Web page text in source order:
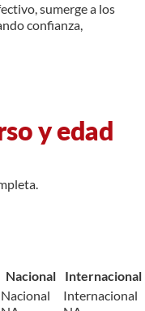
sumerge a los
confianza,
y edad
Nacional
Internacional
Nacional
Internacional